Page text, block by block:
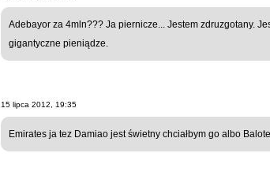
Adebayor za 4mln??? Ja piernicze... Jestem zdruzgotany.
gigantyczne pieniądze.
15 lipca 2012, 19:35
Emirates ja tez Damiao jest świetny chciałbym go albo